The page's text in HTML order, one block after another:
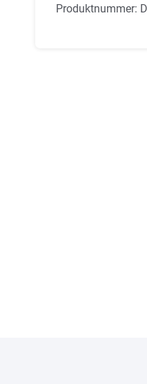
Produktnummer: